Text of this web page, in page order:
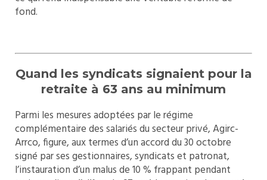
fond.
Quand les syndicats signaient pour la
retraite à 63 ans au minimum
Parmi les mesures adoptées par le régime
complémentaire des salariés du secteur privé, Agirc-
Arrco, figure, aux termes d’un accord du 30 octobre
signé par ses gestionnaires, syndicats et patronat,
l’instauration d’un malus de 10 % frappant pendant